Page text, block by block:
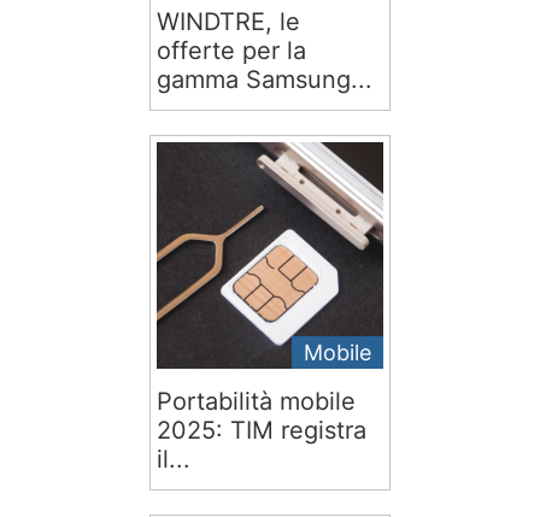
WINDTRE, le
offerte per la
gamma Samsung...
Mobile
Portabilità mobile
2025: TIM registra
il...